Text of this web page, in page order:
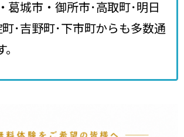
葛城市・御所市･高取町･明日
･吉野町･下市町からも多数通